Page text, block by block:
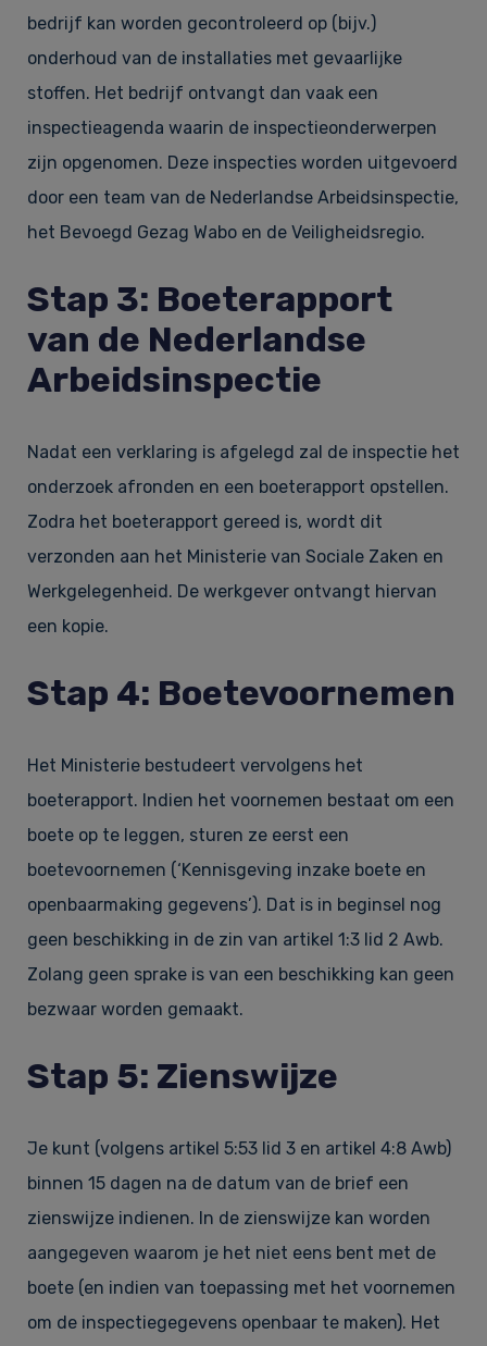
bedrijf kan worden gecontroleerd op (bijv.)
onderhoud van de installaties met gevaarlijke
stoffen. Het bedrijf ontvangt dan vaak een
inspectieagenda waarin de inspectieonderwerpen
zijn opgenomen. Deze inspecties worden uitgevoerd
door een team van de Nederlandse Arbeidsinspectie,
het Bevoegd Gezag Wabo en de Veiligheidsregio.
Stap 3: Boeterapport
van de Nederlandse
Arbeidsinspectie
Nadat een verklaring is afgelegd zal de inspectie het
onderzoek afronden en een boeterapport opstellen.
Zodra het boeterapport gereed is, wordt dit
verzonden aan het Ministerie van Sociale Zaken en
Werkgelegenheid. De werkgever ontvangt hiervan
een kopie.
Stap 4: Boetevoornemen
Het Ministerie bestudeert vervolgens het
boeterapport. Indien het voornemen bestaat om een
boete op te leggen, sturen ze eerst een
boetevoornemen (‘Kennisgeving inzake boete en
openbaarmaking gegevens’). Dat is in beginsel nog
geen beschikking in de zin van artikel 1:3 lid 2 Awb.
Zolang geen sprake is van een beschikking kan geen
bezwaar worden gemaakt.
Stap 5: Zienswijze
Je kunt (volgens artikel 5:53 lid 3 en artikel 4:8 Awb)
binnen 15 dagen na de datum van de brief een
zienswijze indienen. In de zienswijze kan worden
aangegeven waarom je het niet eens bent met de
boete (en indien van toepassing met het voornemen
om de inspectiegegevens openbaar te maken). Het